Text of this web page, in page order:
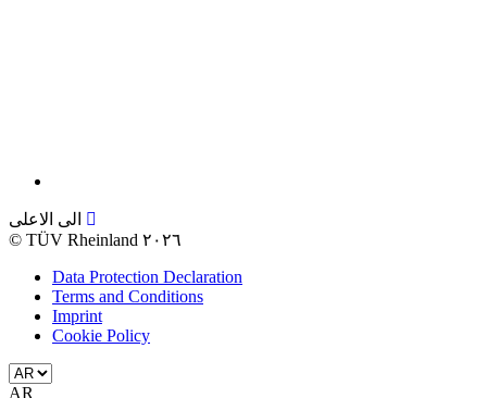
الى الاعلى
©
TÜV Rheinland ٢٠٢٦
Data Protection Declaration
Terms and Conditions
Imprint
Cookie Policy
AR